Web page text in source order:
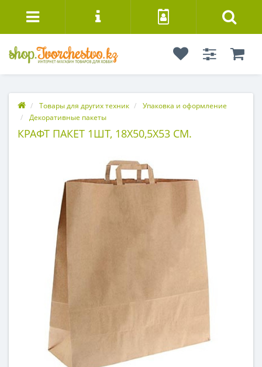
Товары для других техник
Упаковка и оформление
Декоративные пакеты
КРАФТ ПАКЕТ 1ШТ, 18Х50,5Х53 СМ.